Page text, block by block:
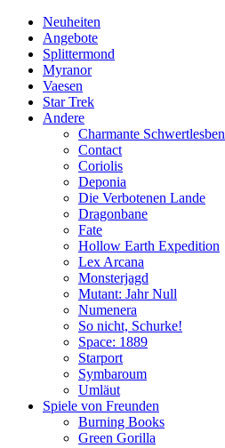
Neuheiten
Angebote
Splittermond
Myranor
Vaesen
Star Trek
Andere
Charmante Schwertlesben
Contact
Coriolis
Deponia
Die Verbotenen Lande
Dragonbane
Fate
Hollow Earth Expedition
Lex Arcana
Monsterjagd
Mutant: Jahr Null
Numenera
So nicht, Schurke!
Space: 1889
Starport
Symbaroum
Umläut
Spiele von Freunden
Burning Books
Green Gorilla